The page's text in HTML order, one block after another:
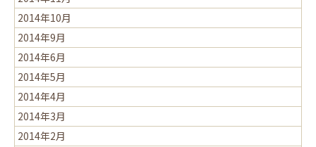
2014年10月
2014年9月
2014年6月
2014年5月
2014年4月
2014年3月
2014年2月